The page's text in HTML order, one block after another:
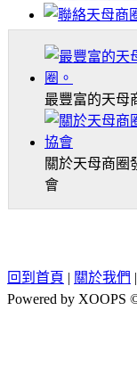
最豐富的天母
關於天母商圈
會
回到首頁 | 關於我們 |
Powered by XOOPS